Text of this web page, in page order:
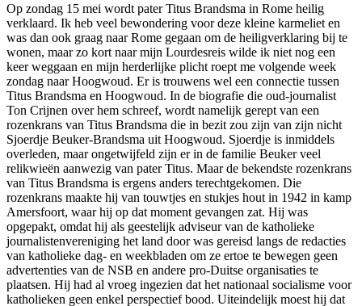
Op zondag 15 mei wordt pater Titus Brandsma in Rome heilig
verklaard. Ik heb veel bewondering voor deze kleine karmeliet en
was dan ook graag naar Rome gegaan om de heiligverklaring bij te
wonen, maar zo kort naar mijn Lourdesreis wilde ik niet nog een
keer weggaan en mijn herderlijke plicht roept me volgende week
zondag naar Hoogwoud. Er is trouwens wel een connectie tussen
Titus Brandsma en Hoogwoud. In de biografie die oud-journalist
Ton Crijnen over hem schreef, wordt namelijk gerept van een
rozenkrans van Titus Brandsma die in bezit zou zijn van zijn nicht
Sjoerdje Beuker-Brandsma uit Hoogwoud. Sjoerdje is inmiddels
overleden, maar ongetwijfeld zijn er in de familie Beuker veel
relikwieën aanwezig van pater Titus. Maar de bekendste rozenkrans
van Titus Brandsma is ergens anders terechtgekomen. Die
rozenkrans maakte hij van touwtjes en stukjes hout in 1942 in kamp
Amersfoort, waar hij op dat moment gevangen zat. Hij was
opgepakt, omdat hij als geestelijk adviseur van de katholieke
journalistenvereniging het land door was gereisd langs de redacties
van katholieke dag- en weekbladen om ze ertoe te bewegen geen
advertenties van de NSB en andere pro-Duitse organisaties te
plaatsen. Hij had al vroeg ingezien dat het nationaal socialisme voor
katholieken geen enkel perspectief bood. Uiteindelijk moest hij dat